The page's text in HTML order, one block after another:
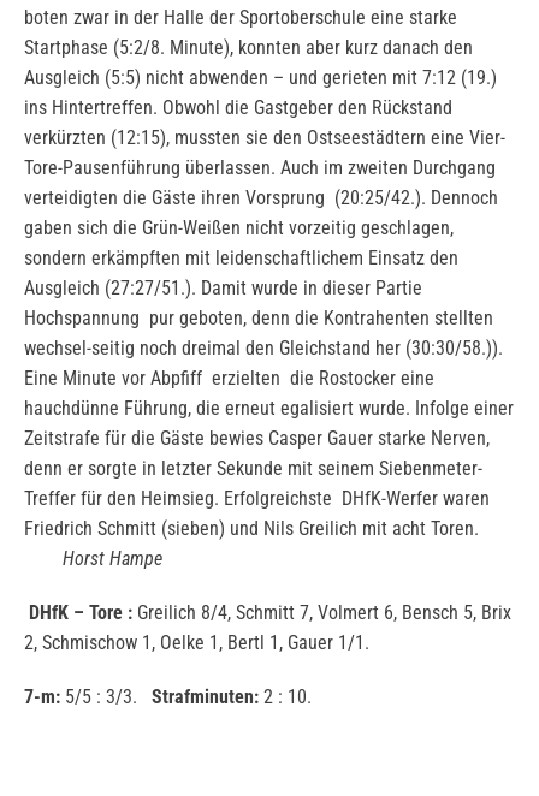
boten zwar in der Halle der Sportoberschule eine starke
Startphase (5:2/8. Minute), konnten aber kurz danach den
Ausgleich (5:5) nicht abwenden – und gerieten mit 7:12 (19.)
ins Hintertreffen. Obwohl die Gastgeber den Rückstand
verkürzten (12:15), mussten sie den Ostseestädtern eine Vier-
Tore-Pausenführung überlassen. Auch im zweiten Durchgang
verteidigten die Gäste ihren Vorsprung (20:25/42.). Dennoch
gaben sich die Grün-Weißen nicht vorzeitig geschlagen,
sondern erkämpften mit leidenschaftlichem Einsatz den
Ausgleich (27:27/51.). Damit wurde in dieser Partie
Hochspannung pur geboten, denn die Kontrahenten stellten
wechsel-seitig noch dreimal den Gleichstand her (30:30/58.)).
Eine Minute vor Abpfiff erzielten die Rostocker eine
hauchdünne Führung, die erneut egalisiert wurde. Infolge einer
Zeitstrafe für die Gäste bewies Casper Gauer starke Nerven,
denn er sorgte in letzter Sekunde mit seinem Siebenmeter-
Treffer für den Heimsieg. Erfolgreichste DHfK-Werfer waren
Friedrich Schmitt (sieben) und Nils Greilich mit acht Toren.
Horst Hampe
DHfK – Tore : Greilich 8/4, Schmitt 7, Volmert 6, Bensch 5, Brix
2, Schmischow 1, Oelke 1, Bertl 1, Gauer 1/1.
7-m: 5/5 : 3/3. Strafminuten: 2 : 10.